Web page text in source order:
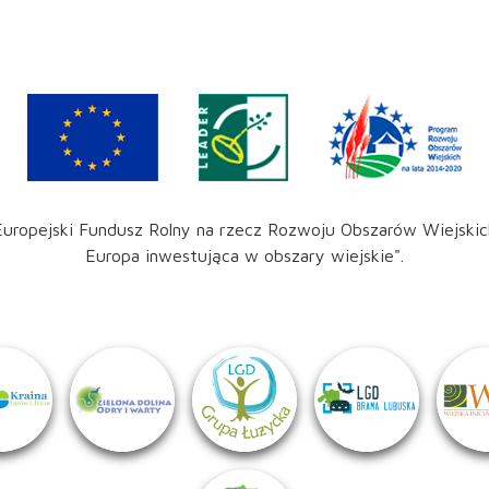
Fundusz Rolny na rzecz Rozwoju Obszarów
Europa inwestująca w obszary wiejskie".